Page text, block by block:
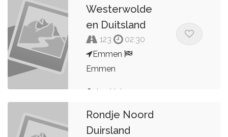
Westerwolde
en Duitsland
123
02:30
Emmen
Emmen
Jan Hebers
Rondje Noord
Duirsland